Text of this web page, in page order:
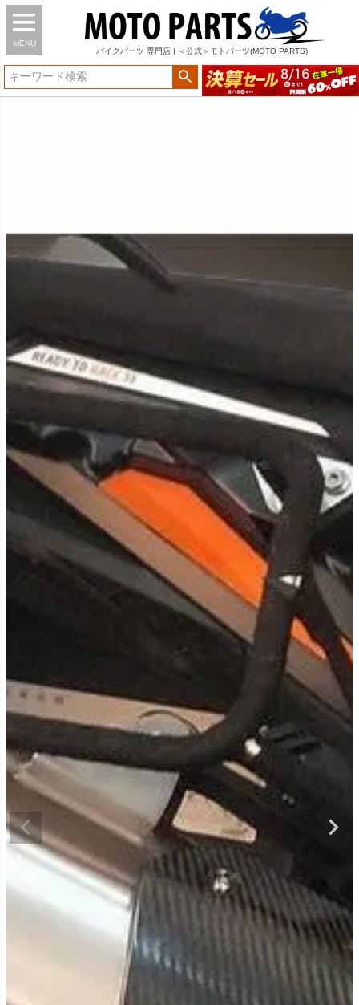
MENU
バイク パーツ 専門店 | ＜公式＞モトパーツ(MOTO PARTS)